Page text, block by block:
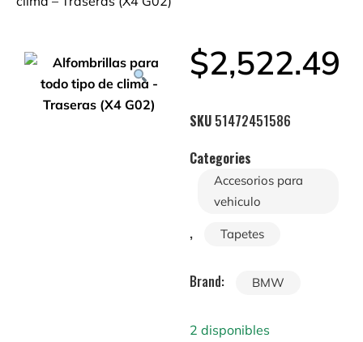
$2,522.49
SKU 51472451586
Categories
Accesorios para
vehiculo
, Tapetes
Brand: BMW
2 disponibles